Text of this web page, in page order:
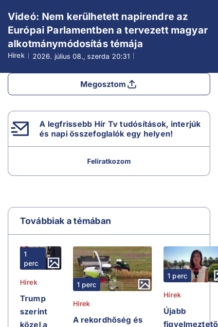
Videó: Nem kerülhetett napirendre az
Európai Parlamentben a tervezett magyar
alkotmánymódosítás témája
Hírek 2026. július 08., szerda 20:31
Megosztom
A legfrissebb Hír Tv tudósítások, interjúk
és napi összefoglalók egy helyen!
Feliratkozom
Továbbiak a témában
1
perc
Hírek
Trump
szerint
közel a
1 perc
Hírek
A rekordhőség és
1 perc
Hírek
Újabb
figyelmeztető